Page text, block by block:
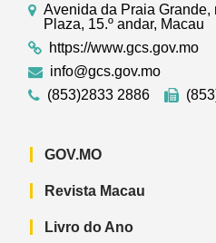
Avenida da Praia
Plaza, 15.º andar, Macau
https://www.gcs.gov.mo
info@gcs.gov.mo
(853)2833 2886
GOV.MO
Revista Macau
Livro do Ano